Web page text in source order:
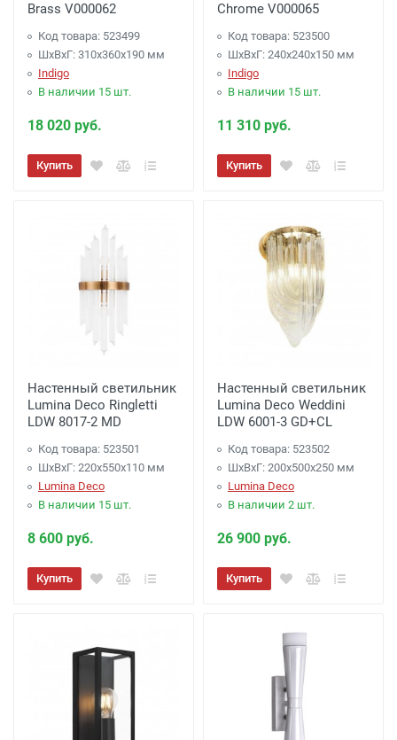
Brass V000062
Код товара: 523499
ШхВхГ: 310x360x190 мм
Indigo
В наличии 15 шт.
18 020 руб.
Купить
Chrome V000065
Код товара: 523500
ШхВхГ: 240x240x150 мм
Indigo
В наличии 15 шт.
11 310 руб.
Купить
Настенный светильник
Lumina Deco Ringletti
LDW 8017-2 MD
Код товара: 523501
ШхВхГ: 220x550x110 мм
Lumina Deco
В наличии 15 шт.
8 600 руб.
Купить
Настенный светильник
Lumina Deco Weddini
LDW 6001-3 GD+CL
Код товара: 523502
ШхВхГ: 200x500x250 мм
Lumina Deco
В наличии 2 шт.
26 900 руб.
Купить